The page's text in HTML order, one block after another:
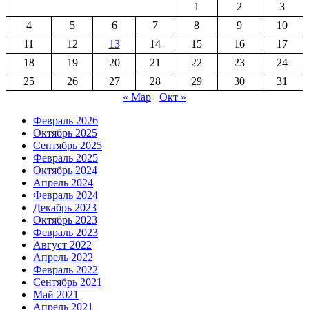
1
2
3
4
5 6 7 8 9
10
11
12 13 14 15 16
17
18
19 20 21 22 23
24
25
26 27 28 29 30
31
« Мар
Окт »
Февраль 2026
Октябрь 2025
Сентябрь 2025
Февраль 2025
Октябрь 2024
Апрель 2024
Февраль 2024
Декабрь 2023
Октябрь 2023
Февраль 2023
Август 2022
Апрель 2022
Февраль 2022
Сентябрь 2021
Май 2021
Апрель 2021